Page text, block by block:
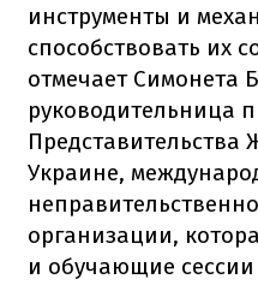
инструменты и
способствовать их
отмечает Симонета
руководительница
Представительства
Украине,
организации,
и обучающие